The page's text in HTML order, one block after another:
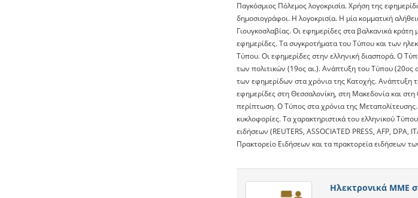
Παγκόσμιος Πόλεμος λογοκρισία. Χρήση της
δημοσιογράφοι. Η λογοκρισία. Η μία κομματική
Γιουγκοσλαβίας. Οι εφημερίδες στα βαλκανικά
εφημερίδες. Τα συγκροτήματα του Τύπου και των
Τύπου. Οι εφημερίδες στην ελληνική διασπορά. Ο
των πολιτικών (19ος αι.). Ανάπτυξη του Τύπου (20ος
των εφημερίδων στα χρόνια της Κατοχής. Ανάπτυξη
εφημερίδες στη Θεσσαλονίκη, στη Μακεδονία και
περίπτωση. Ο Τύπος στα χρόνια της
κυκλοφορίες. Τα χαρακτηριστικά του ελληνικού
ειδήσεων (REUTERS, ASSOCIATED PRESS, AFP,
Πρακτορείο Ειδήσεων και τα πρακτορεία ειδήσεων
Ηλεκτρονικά ΜΜΕ